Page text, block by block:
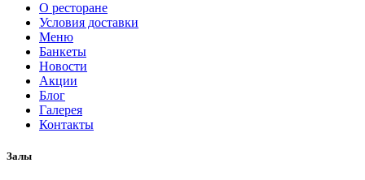
О ресторане
Условия доставки
Меню
Банкеты
Новости
Акции
Блог
Галерея
Контакты
Залы